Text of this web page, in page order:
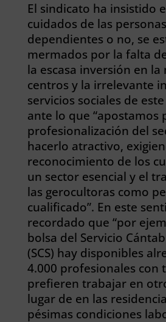
El sindicato ha insistido
cuidados de las
dependientes o no, se
mermados por la falta
la escasa inversión en
centros y la irrelevante
servicios sociales de
ante lo que “apostamos
profesionalización del
hacerlo atractivo,
reconocimiento de los
un sector esencial y el
las gerocultoras como
cualificado”. En este
recordado que “por
bolsa del Servicio
(SCS) hay disponibles
4.000 profesionales con
prefieren trabajar en
lugar de en las
pésimas condiciones